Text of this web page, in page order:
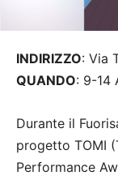
INDIRIZZO: Via
QUANDO: 9-14
Durante il
progetto TOMI
Performance